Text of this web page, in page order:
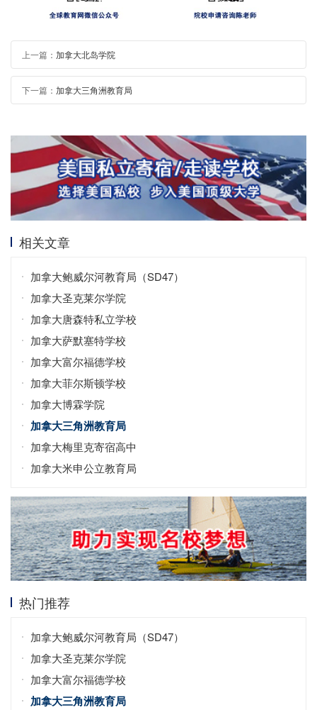
上一篇： 加拿大北岛学院
下一篇： 加拿大三角洲教育局
相关文章
加拿大鲍威尔河教育局（SD47）
加拿大圣克莱尔学院
加拿大唐森特私立学校
加拿大萨默塞特学校
加拿大富尔福德学校
加拿大菲尔斯顿学校
加拿大博霖学院
加拿大三角洲教育局
加拿大梅里克寄宿高中
加拿大米申公立教育局
热门推荐
加拿大鲍威尔河教育局（SD47）
加拿大圣克莱尔学院
加拿大富尔福德学校
加拿大三角洲教育局